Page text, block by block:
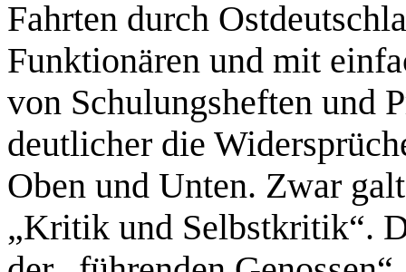
Fahrten durch
Funktionären und mit
von Schulungsheften und
deutlicher die
Oben und Unten. Zwar
„Kritik und Selbstkritik“.